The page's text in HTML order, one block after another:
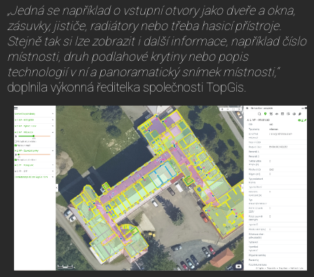
„Jedná se například o vstupní otvory jako dveře a okna,
zásuvky, jističe, radiátory nebo třeba hasicí přístroje.
Stejně tak si lze zobrazit i další informace, například číslo
místnosti, druh podlahové krytiny nebo popis
technologií v ní a panoramatický snímek místnosti,“
doplnila výkonná ředitelka společnosti TopGis.